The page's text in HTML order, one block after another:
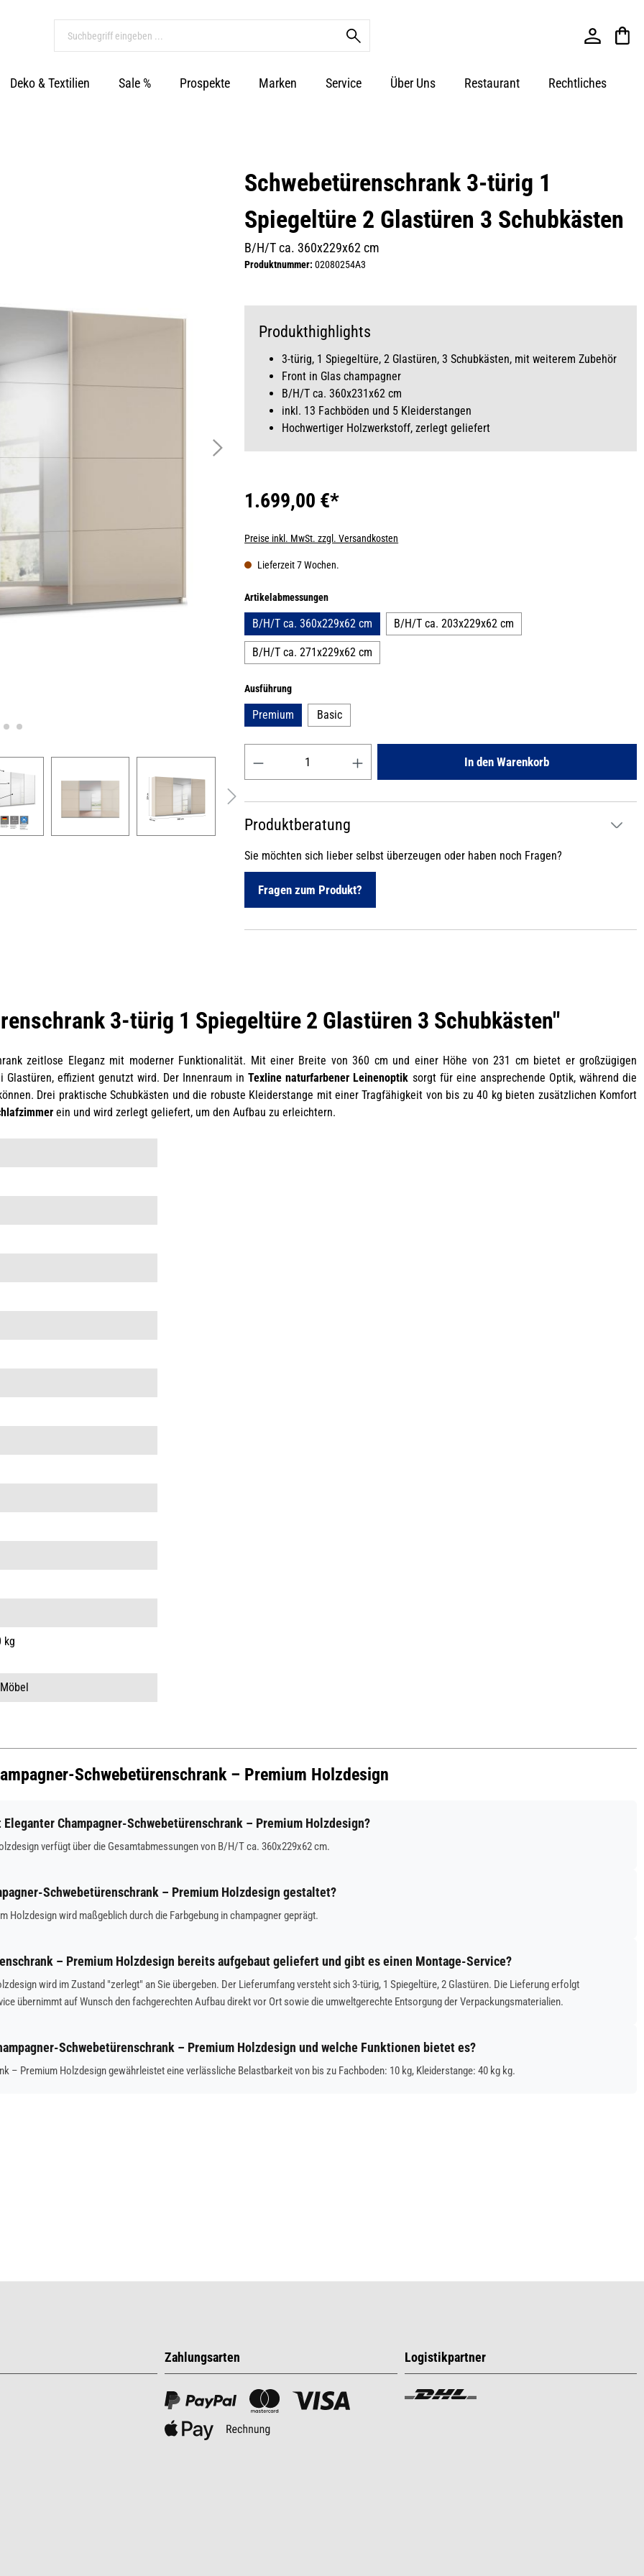
Deko & Textilien Sale % Prospekte Marken Service Über Uns Restaurant Rechtliches
Schwebetürenschrank 3-türig 1
Spiegeltüre 2 Glastüren 3 Schubkästen
B/H/T ca. 360x229x62 cm
Produktnummer:02080254A3
Produkthighlights
3-türig, 1 Spiegeltüre, 2 Glastüren, 3 Schubkästen, mit weiterem Zubehör
Front in Glas champagner
B/H/T ca. 360x231x62 cm
inkl. 13 Fachböden und 5 Kleiderstangen
Hochwertiger Holzwerkstoff, zerlegt geliefert
1.699,00 €*
Preise inkl. MwSt. zzgl. Versandkosten
Lieferzeit 7 Wochen.
Artikelabmessungenauswählen
B/H/T ca. 360x229x62 cm B/H/T ca. 203x229x62 cm
B/H/T ca. 271x229x62 cm
Ausführungauswählen
Premium Basic
In den Warenkorb
Produktberatung
Sie möchten sich lieber selbst überzeugen oder haben noch Fragen?
Fragen zum Produkt?
3-türig 1 Spiegeltüre 2 Glastüren 3 Schubkästen"
zeitlose Eleganz mit moderner Funktionalität. Mit einer Breite von 360 cm und einer Höhe von 231 cm bietet er großzügigen
Glastüren, effizient genutzt wird. Der Innenraum inTexline naturfarbener Leinenoptik sorgt für eine ansprechende Optik, während die
Drei praktische Schubkästen und die robuste Kleiderstange mit einer Tragfähigkeit von bis zu 40 kg bieten zusätzlichen Komfort
ein und wird zerlegt geliefert, um den Aufbau zu erleichtern.
kg
Schwebetürenschrank – Premium Holzdesign
Champagner-Schwebetürenschrank – Premium Holzdesign?
verfügt über die Gesamtabmessungen von B/H/T ca. 360x229x62 cm.
Schwebetürenschrank – Premium Holzdesign gestaltet?
Holzdesign wird maßgeblich durch die Farbgebung in champagner geprägt.
– Premium Holzdesign bereits aufgebaut geliefert und gibt es einen Montage-Service?
wird im Zustand "zerlegt" an Sie übergeben. Der Lieferumfang versteht sich 3-türig, 1 Spiegeltüre, 2 Glastüren. Die Lieferung erfolgt
übernimmt auf Wunsch den fachgerechten Aufbau direkt vor Ort sowie die umweltgerechte Entsorgung der Verpackungsmaterialien.
Schwebetürenschrank – Premium Holzdesign und welche Funktionen bietet es?
– Premium Holzdesign gewährleistet eine verlässliche Belastbarkeit von bis zu Fachboden: 10 kg, Kleiderstange: 40 kg kg.
Zahlungsarten Logistikpartner